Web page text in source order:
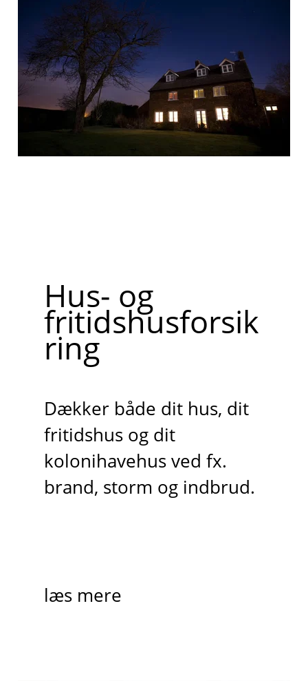
Hus- og
fritidshusforsik
ring
Dækker både dit hus, dit
fritidshus og dit
kolonihavehus ved fx.
brand, storm og indbrud.
læs mere